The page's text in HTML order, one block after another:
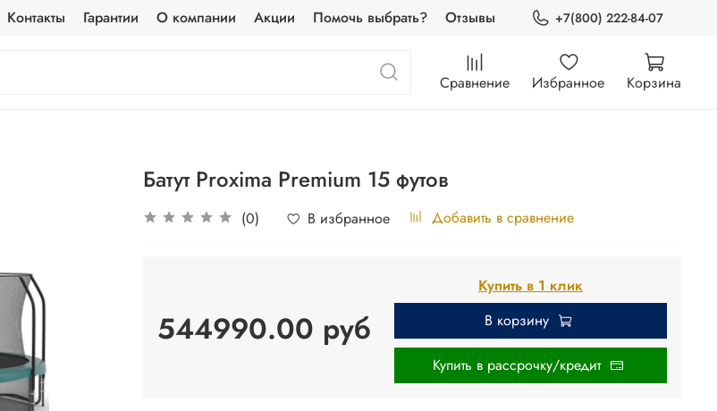
Контакты Гарантии О компании Акции Помочь выбрать? Отзывы +7(800) 222-84-07
Сравнение Избранное Корзина
Батут Proxima Premium 15 футов
(0) В избранное Добавить в сравнение
544990.00 руб
Купить в 1 клик
В корзину
Купить в рассрочку/кредит